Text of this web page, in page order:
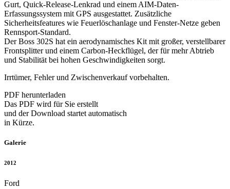
Gurt, Quick-Release-Lenkrad und einem AIM-Daten-
Erfassungssystem mit GPS ausgestattet. Zusätzliche
Sicherheitsfeatures wie Feuerlöschanlage und Fenster-Netze geben
Rennsport-Standard.
Der Boss 302S hat ein aerodynamisches Kit mit großer, verstellbarer
Frontsplitter und einem Carbon-Heckflügel, der für mehr Abtrieb
und Stabilität bei hohen Geschwindigkeiten sorgt.
Irrtümer, Fehler und Zwischenverkauf vorbehalten.
PDF herunterladen
Das PDF wird für Sie erstellt
und der Download startet automatisch
in Kürze.
Galerie
2012
Ford